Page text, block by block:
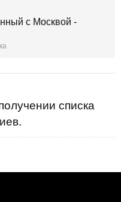
с Москвой -
списка